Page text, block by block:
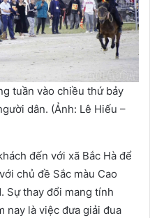
tuần vào chiều thứ bảy
dân. (Ảnh: Lê Hiếu –
đến với xã Bắc Hà để
chủ đề Sắc màu Cao
Sự thay đổi mang tính
nay là việc đưa giải đua